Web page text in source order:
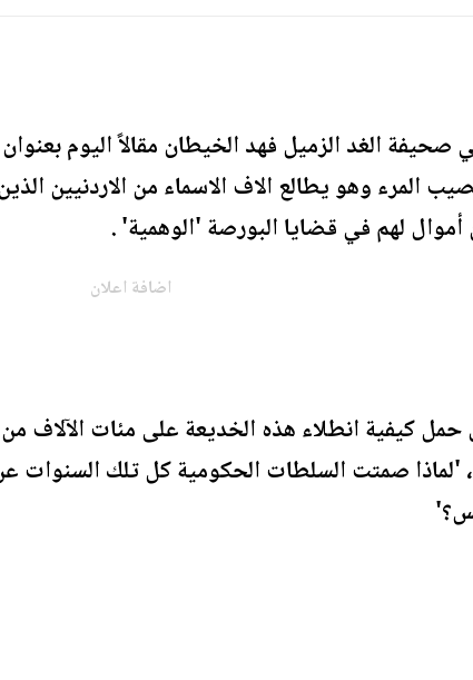
صحيفة الغد الزميل فهد الخيطان مقالاً اليوم
المرء وهو يطالع الاف الاسماء من الاردنيين
لهم في قضايا البورصة 'الوهمية' .
اضافة اعلان
كيفية انطلاء هذه الخديعة على مئات الآلاف من
'لماذا صمتت السلطات الحكومية كل تلك